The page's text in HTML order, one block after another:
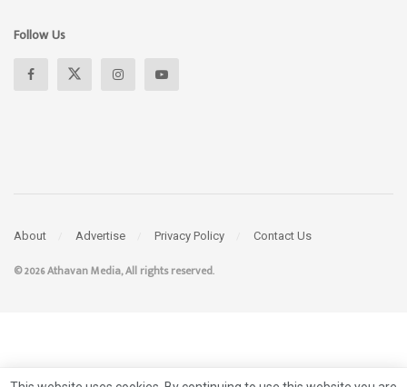
Follow Us
About Advertise Privacy Policy Contact Us
© 2026 Athavan Media, All rights reserved.